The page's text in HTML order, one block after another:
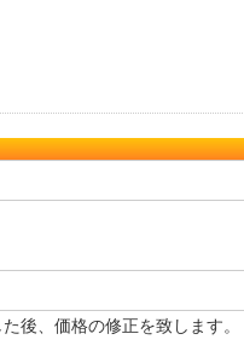
後、価格の修正を致します。